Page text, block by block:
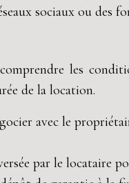
sociaux ou des
les
de la location.
avec le
par le